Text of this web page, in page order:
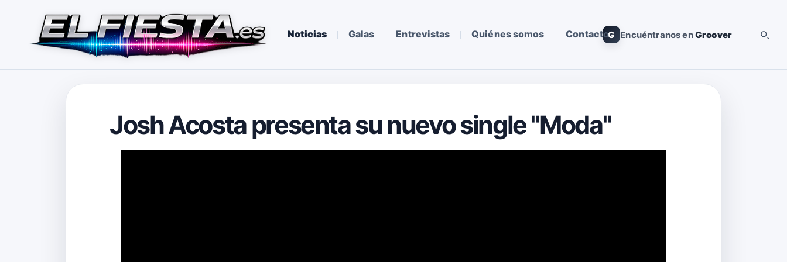
Noticias Galas Entrevistas Quiénes somos ContactoG Encuéntranos enGroover
Josh Acosta presenta su nuevo single "Moda"